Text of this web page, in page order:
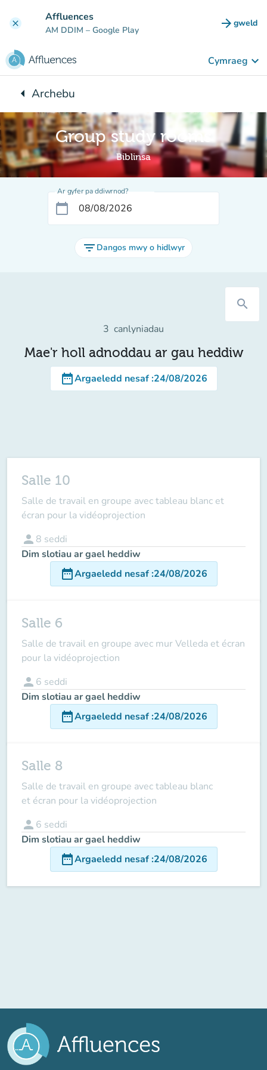
clear Affluences
AM DDIM – Google Play arrow_forward gweld
(tab
Cymraeg keyboard_arrow_down
arrow_leftYn ôl i:
Archebu
Group study rooms
Biblinsa
Ar gyfer pa ddiwrnod?
calendar_today
filter_list Dangos mwy o hidlwyr
search
3 canlyniadau
Mae'r holl adnoddau ar gau heddiw
date_rangeArgaeledd nesaf:24/08/2026
Salle 10
Salle de travail en groupe avec tableau blanc et
écran pour la vidéoprojection
person 8 seddi
Dim slotiau ar gael heddiw
date_rangeArgaeledd nesaf:24/08/2026
Salle 6
Salle de travail en groupe avec mur Velleda et écran
pour la vidéoprojection
person 6 seddi
Dim slotiau ar gael heddiw
date_rangeArgaeledd nesaf:24/08/2026
Salle 8
Salle de travail en groupe avec tableau blanc
et écran pour la vidéoprojection
person 6 seddi
Dim slotiau ar gael heddiw
date_rangeArgaeledd nesaf:24/08/2026